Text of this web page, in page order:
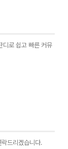
로 쉽고 빠른 커뮤
드리겠습니다.